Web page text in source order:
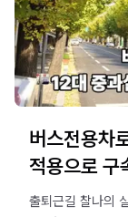
버스전용차
적용으로 구
출퇴근길 찰나의